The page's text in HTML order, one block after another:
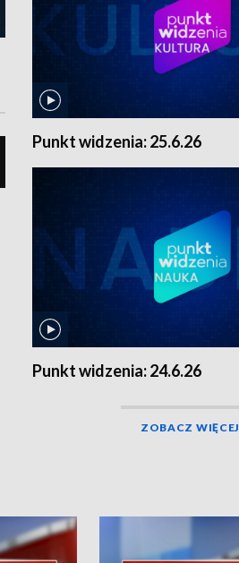
Punkt widzenia: 25.6.26
Punkt widzenia: 24.6.26
ZOBACZ WIĘCEJ